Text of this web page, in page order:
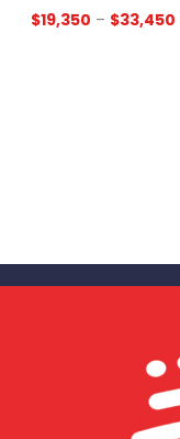
$19,350 – $33,450